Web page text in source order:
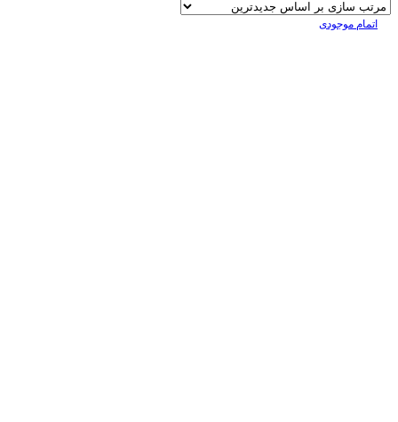
اتمام موجودی